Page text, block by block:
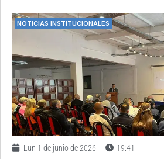
NOTICIAS INSTITUCIONALES
Lun 1 de junio de 2026 19:41